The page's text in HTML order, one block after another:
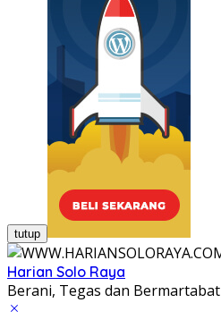
tutup
Harian Solo Raya
Berani, Tegas dan Bermartabat